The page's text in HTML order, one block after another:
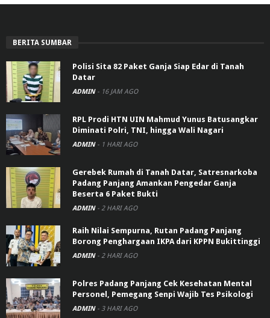
BERITA SUMBAR
Polisi Sita 82 Paket Ganja Siap Edar di Tanah
Datar
ADMIN - 16 JAM AGO
RPL Prodi HTN UIN Mahmud Yunus Batusangkar
Diminati Polri, TNI, hingga Wali Nagari
ADMIN - 1 HARI AGO
Gerebek Rumah di Tanah Datar, Satresnarkoba
Padang Panjang Amankan Pengedar Ganja
Beserta 6 Paket Bukti
ADMIN - 2 HARI AGO
Raih Nilai Sempurna, Rutan Padang Panjang
Borong Penghargaan IKPA dari KPPN Bukittinggi
ADMIN - 2 HARI AGO
Polres Padang Panjang Cek Kesehatan Mental
Personel, Pemegang Senpi Wajib Tes Psikologi
ADMIN - 3 HARI AGO